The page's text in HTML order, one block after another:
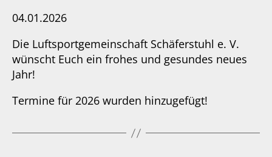
04.01.2026
Die Luftsportgemeinschaft Schäferstuhl e. V.
wünscht Euch ein frohes und gesundes neues
Jahr!
Termine für 2026 wurden hinzugefügt!